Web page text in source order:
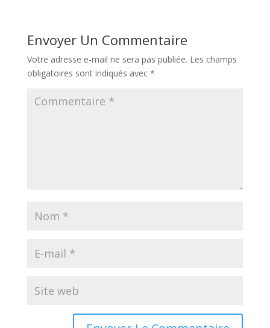
Envoyer Un Commentaire
Votre adresse e-mail ne sera pas publiée. Les champs
obligatoires sont indiqués avec *